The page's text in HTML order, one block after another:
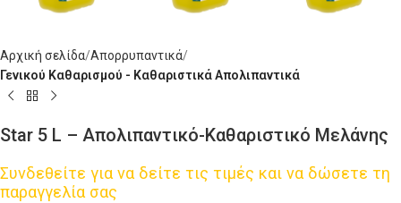
Αρχική σελίδα Απορρυπαντικά
Γενικού Καθαρισμού - Καθαριστικά Απολιπαντικά
Star 5 L – Απολιπαντικό-Καθαριστικό Μελάνης
Συνδεθείτε για να δείτε τις τιμές και να δώσετε τη
παραγγελία σας